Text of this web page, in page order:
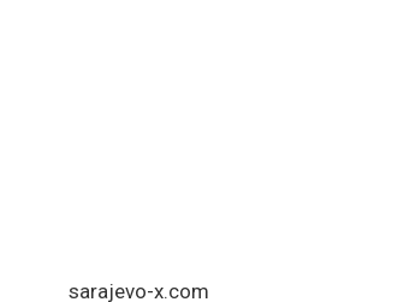
sarajevo-x.com